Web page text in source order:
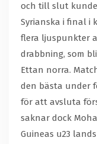
och till slut
Syrianska i final i
flera ljuspunkter
drabbning, som
Ettan norra.
den bästa under
för att avsluta
saknar dock
Guineas u23